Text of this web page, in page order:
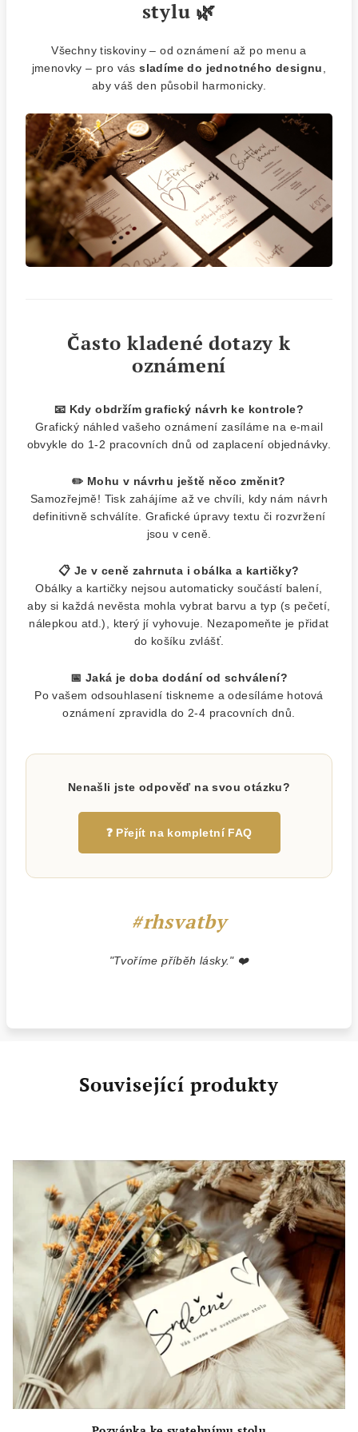
stylu 🌿
Všechny tiskoviny – od oznámení až po menu a
jmenovky – pro vássladíme do jednotného designu
aby váš den působil harmonicky.
Často kladené dotazy k
oznámení
📧 Kdy obdržím grafický návrh ke kontrole?
Grafický náhled vašeho oznámení zasíláme na e-mail
obvykle do 1-2 pracovních dnů od zaplacení objednávky.
✏️ Mohu v návrhu ještě něco změnit?
Samozřejmě! Tisk zahájíme až ve chvíli, kdy nám návrh
definitivně schválíte. Grafické úpravy textu či rozvržení
jsou v ceně.
📋 Je v ceně zahrnuta i obálka a kartičky?
Obálky a kartičky nejsou automaticky součástí balení,
aby si každá nevěsta mohla vybrat barvu a typ (s pečetí,
nálepkou atd.), který jí vyhovuje. Nezapomeňte je přidat
do košíku zvlášť.
📅 Jaká je doba dodání od schválení?
Po vašem odsouhlasení tiskneme a odesíláme hotová
oznámení zpravidla do 2-4 pracovních dnů.
Nenašli jste odpověď na svou otázku?
❓ Přejít na kompletní FAQ
#rhsvatby
"Tvoříme příběh lásky." ❤️
Související produkty